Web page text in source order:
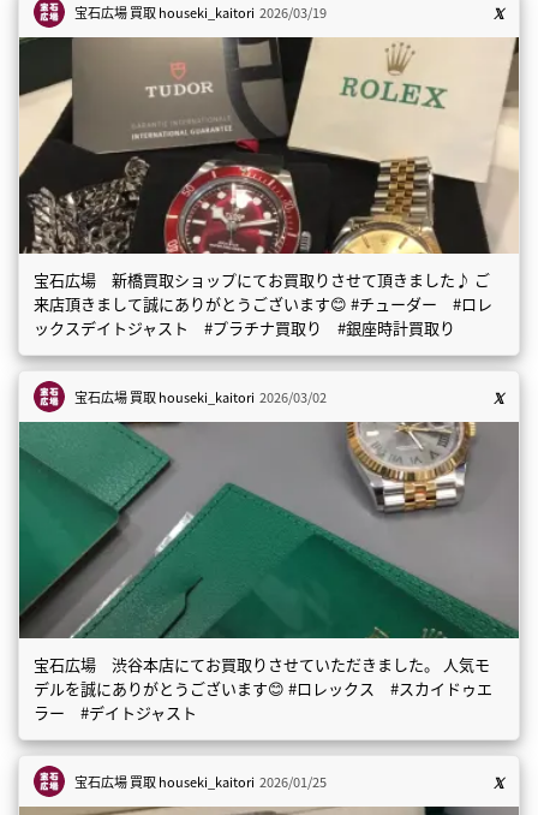
宝石広場 買取houseki_kaitori 2026/03/19
宝石広場 新橋買取ショップにてお買取りさせて頂きました♪ ご
来店頂きまして誠にありがとうございます😊 #チューダー #ロレ
ックスデイトジャスト #プラチナ買取り #銀座時計買取り
宝石広場 買取houseki_kaitori 2026/03/02
宝石広場 渋谷本店にてお買取りさせていただきました。 人気モ
デルを誠にありがとうございます😊 #ロレックス #スカイドゥエ
ラー #デイトジャスト
宝石広場 買取houseki_kaitori 2026/01/25